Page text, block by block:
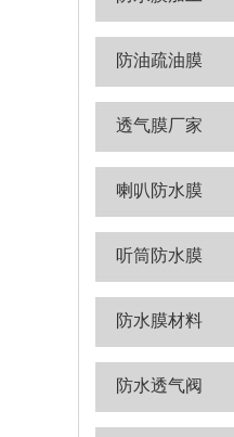
防油疏油膜
透气膜厂家
喇叭防水膜
听筒防水膜
防水膜材料
防水透气阀